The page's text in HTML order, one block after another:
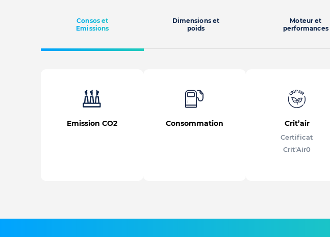
Consos et
Emissions
Dimensions et
poids
Moteur et
performances
Emission CO2 Consommation Crit’air
Certificat
Crit'Air0